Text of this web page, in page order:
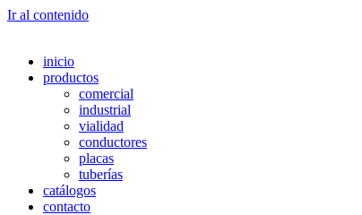
Ir al contenido
inicio
productos
comercial
industrial
vialidad
conductores
placas
tuberías
catálogos
contacto